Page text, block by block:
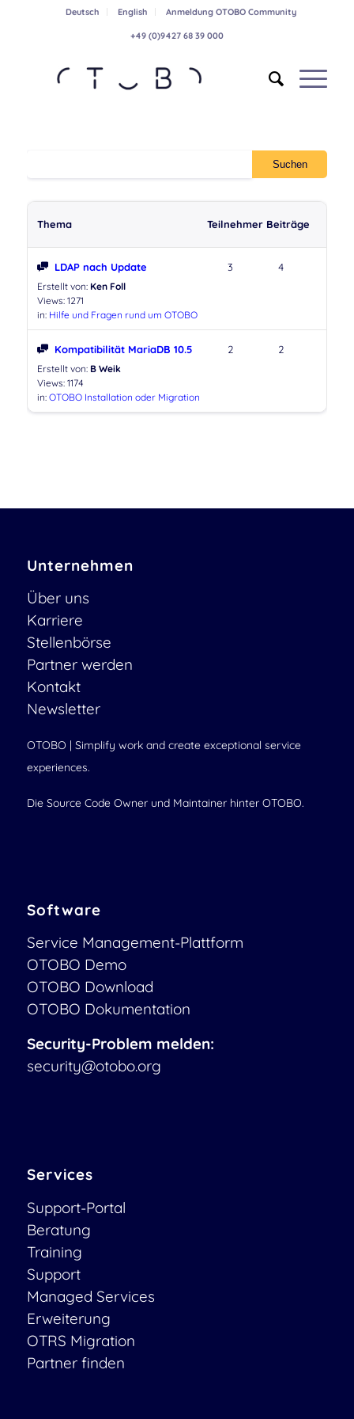
Deutsch English Anmeldung OTOBO Community
+49 (0)9427 68 39 000
Thema Teilnehmer Beiträge
LDAP nach Update
Erstellt von: Ken Foll
Views: 1271
in: Hilfe und Fragen rund um OTOBO
3 4
Kompatibilität MariaDB 10.5
Erstellt von: B Weik
Views: 1174
in: OTOBO Installation oder Migration
2 2
Unternehmen
Über uns
Karriere
Stellenbörse
Partner werden
Kontakt
Newsletter
OTOBO | Simplify work and create exceptional service
experiences.
Die Source Code Owner und Maintainer hinter OTOBO.
Software
Service Management-Plattform
OTOBO Demo
OTOBO Download
OTOBO Dokumentation
Security-Problem melden:
security@otobo.org
Services
Support-Portal
Beratung
Training
Support
Managed Services
Erweiterung
OTRS Migration
Partner finden